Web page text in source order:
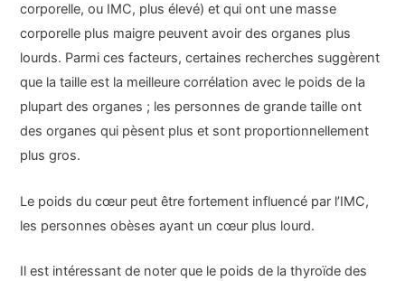
corporelle, ou IMC, plus élevé) et qui ont une masse
corporelle plus maigre peuvent avoir des organes plus
lourds. Parmi ces facteurs, certaines recherches suggèrent
que la taille est la meilleure corrélation avec le poids de la
plupart des organes ; les personnes de grande taille ont
des organes qui pèsent plus et sont proportionnellement
plus gros.
Le poids du cœur peut être fortement influencé par l’IMC,
les personnes obèses ayant un cœur plus lourd.
Il est intéressant de noter que le poids de la thyroïde des